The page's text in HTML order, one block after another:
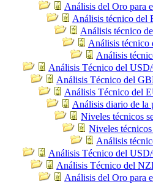
Análisis del Oro para
Análisis técnico del
Análisis técnico
Análisis
Análisis
Análisis Técnico del
Análisis Técnico del
Análisis Técnico del
Análisis diario de la
Niveles técnicos
Niveles
Análisis
Análisis Técnico del
Análisis Técnico del
Análisis del Oro para